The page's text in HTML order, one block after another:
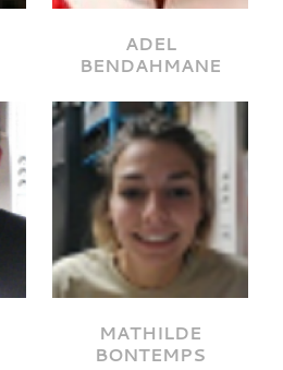
ADEL
BENDAHMANE
MATHILDE
BONTEMPS